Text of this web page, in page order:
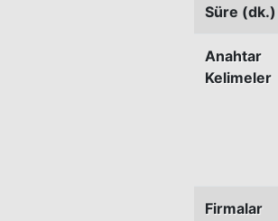
Süre (dk.)
Anahtar
Kelimeler
Firmalar